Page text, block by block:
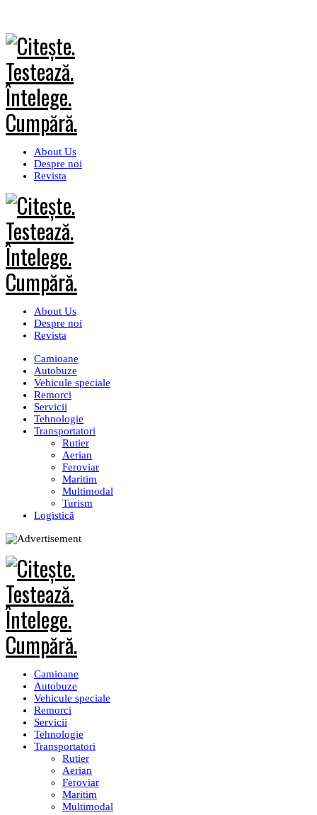
About Us
Despre noi
Revista
About Us
Despre noi
Revista
Camioane
Autobuze
Vehicule speciale
Remorci
Servicii
Tehnologie
Transportatori
Rutier
Aerian
Feroviar
Maritim
Multimodal
Turism
Logistică
Camioane
Autobuze
Vehicule speciale
Remorci
Servicii
Tehnologie
Transportatori
Rutier
Aerian
Feroviar
Maritim
Multimodal